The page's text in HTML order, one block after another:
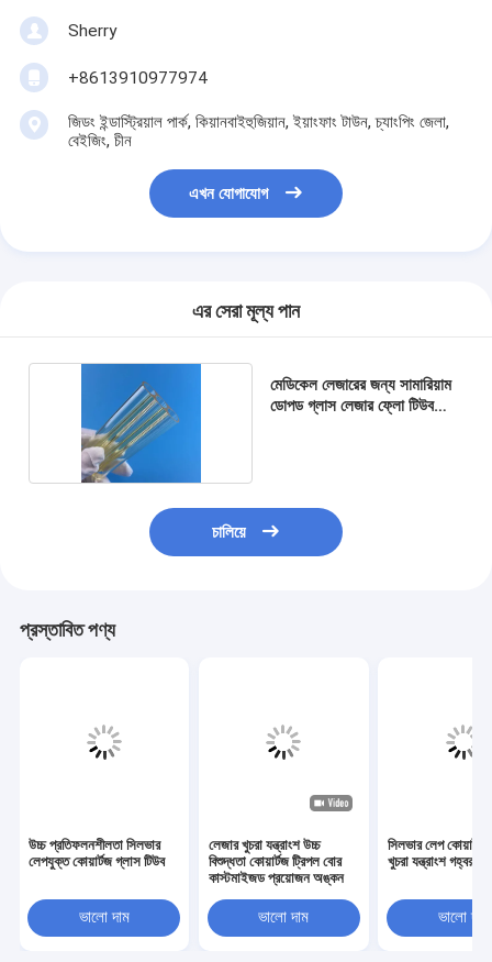
Sherry
+8613910977974
জিডং ইন্ডাস্ট্রিয়াল পার্ক, কিয়ানবাইহুজিয়ান, ইয়াংফাং টাউন, চ্যাংপিং জেলা,
বেইজিং, চীন
এখন যোগাযোগ
এর সেরা মূল্য পান
মেডিকেল লেজারের জন্য সামারিয়াম
ডোপড গ্লাস লেজার ফ্লো টিউব
চালিয়ে
প্রস্তাবিত পণ্য
উচ্চ প্রতিফলনশীলতা সিলভার
লেপযুক্ত কোয়ার্টজ গ্লাস টিউব
ভালো দাম
লেজার খুচরা যন্ত্রাংশ উচ্চ
বিশুদ্ধতা কোয়ার্টজ ট্রিপল বোর
কাস্টমাইজড প্রয়োজন অঙ্কন
ভালো দাম
সিলভার লেপ কোয়ার্টজ
খুচরা যন্ত্রাংশ গহ্বর
ভালো দাম